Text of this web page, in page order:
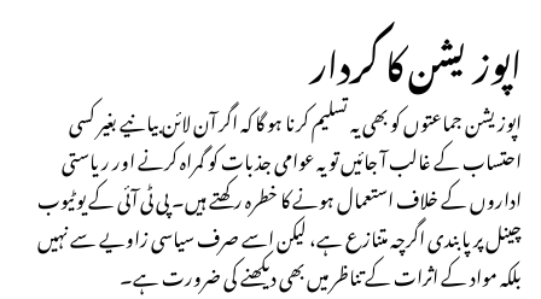
اپوزیشن کا کردار
اپوزیشن جماعتوں کو بھی یہ تسلیم کرنا ہو گا کہ اگر آن لائن بیانیے بغیر کسی
احتساب کے غالب آ جائیں تو یہ عوامی جذبات کو گمراہ کرنے اور ریاستی
اداروں کے خلاف استعمال ہونے کا خطرہ رکھتے ہیں۔ پی ٹی آئی کے یوٹیوب
چینل پر پابندی اگرچہ متنازع ہے، لیکن اسے صرف سیاسی زاویے سے نہیں
بلکہ مواد کے اثرات کے تناظر میں بھی دیکھنے کی ضرورت ہے۔